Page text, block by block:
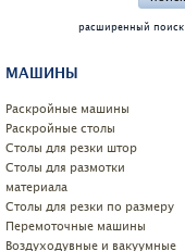
расширенный поиск
МАШИНЫ
Pаскройные машины
Раскройные столы
Cтолы для резки штор
Столы для размотки
материала
Столы для резки по размеру
Перемоточные машины
Воздуходувные и вакуумные